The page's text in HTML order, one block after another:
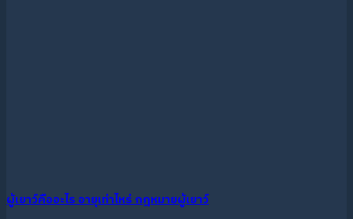
ผู้เยาว์คืออะไร อายุเท่าไหร่ กฎหมายผู้เยาว์